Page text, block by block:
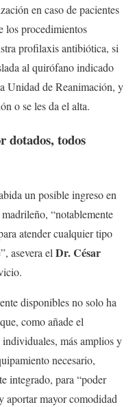
en caso de pacientes
los procedimientos
profilaxis antibiótica, si
al quirófano indicado
Unidad de Reanimación, y
o se les da el alta.
dotados, todos
un posible ingreso en
“notablemente
atender cualquier tipo
asevera elDr. César
disponibles no solo ha
como añade el
más amplios y
necesario,
integrado, para “poder
aportar mayor comodidad